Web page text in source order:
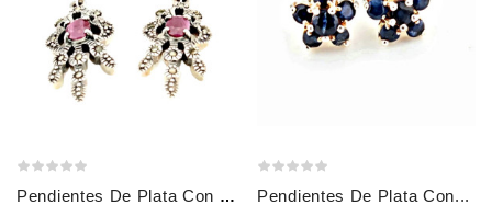
Pendientes De Plata Con Rubí
Pendientes De Plata Con...